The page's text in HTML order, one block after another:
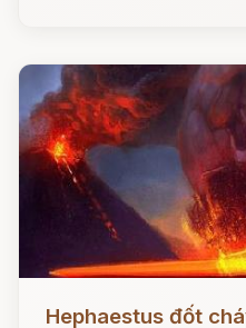
Hephaestus đốt